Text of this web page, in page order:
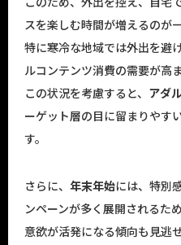
スを楽しむ時間が増えるのが
特に寒冷な地域では外出を避
ルコンテンツ消費の需要が高ま
この状況を考慮すると、 アダ
ーゲット層の目に留まりやす
す。
さらに、 年末年始には、特別
ンペーンが多く展開されるた
意欲が活発になる傾向も見逃